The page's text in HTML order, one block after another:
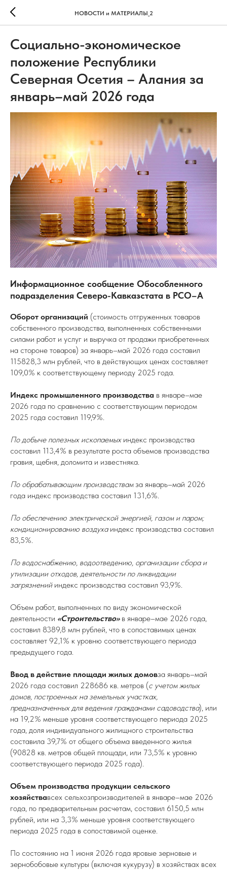
НОВОСТИ и МАТЕРИАЛЫ_2
Социально-экономическое
положение Республики
Северная Осетия – Алания за
январь–май 2026 года
Информационное сообщение Обособленного
подразделения Северо-Кавказстата в РСО–А
Оборот организаций (стоимость отгруженных товаров
собственного производства, выполненных собственными
силами работ и услуг и выручка от продажи приобретенных
на стороне товаров) за январь–май 2026 года составил
115828,3 млн рублей, что в действующих ценах составляет
109,0% к соответствующему периоду 2025 года.
Индекс промышленного производства в январе–мае
2026 года по сравнению с соответствующим периодом
2025 года составил 119,9%.
По добыче полезных ископаемых индекс производства
составил 113,4% в результате роста объемов производства
гравия, щебня, доломита и известняка.
По обрабатывающим производствам за январь–май 2026
года индекс производства составил 131,6%.
По обеспечению электрической энергией, газом и паром;
кондиционированию воздуха индекс производства составил
83,5%.
По водоснабжению, водоотведению, организации сбора и
утилизации отходов, деятельности по ликвидации
загрязнений индекс производства составил 93,9%.
Объем работ, выполненных по виду экономической
деятельности «Строительство» в январе–мае 2026 года,
составил 8389,8 млн рублей, что в сопоставимых ценах
составляет 92,1% к уровню соответствующего периода
предыдущего года.
Ввод в действие площади жилых домовза январь–май
2026 года составил 228686 кв. метров (с учетом жилых
домов, построенных на земельных участках,
предназначенных для ведения гражданами садоводства), или
на 19,2% меньше уровня соответствующего периода 2025
года, доля индивидуального жилищного строительства
составила 39,7% от общего объема введенного жилья
(90828 кв. метров общей площади, или 73,5% к уровню
соответствующего периода 2025 года).
Объем производства продукции сельского
хозяйствавсех сельхозпроизводителей в январе–мае 2026
года, по предварительным расчетам, составил 6150,5 млн
рублей, или на 3,3% меньше уровня соответствующего
периода 2025 года в сопоставимой оценке.
По состоянию на 1 июня 2026 года яровые зерновые и
зернобобовые культуры (включая кукурузу) в хозяйствах всех